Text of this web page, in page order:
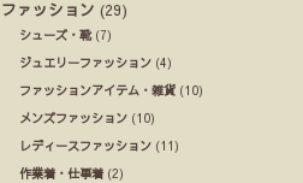
ファッション (29)
シューズ・靴(7)
ジュエリーファッション (4)
ファッションアイテム・雑貨 (10)
メンズファッション (10)
レディースファッション (11)
作業着・仕事着 (2)